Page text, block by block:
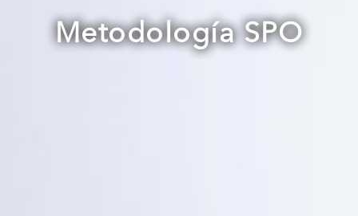
Metodología SPO